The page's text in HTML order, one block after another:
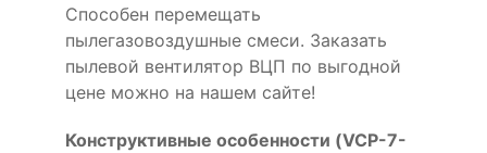
Способен перемещать
пылегазовоздушные смеси. Заказать
пылевой вентилятор ВЦП по выгодной
цене можно на нашем сайте!
Конструктивные особенности (VCP-7-